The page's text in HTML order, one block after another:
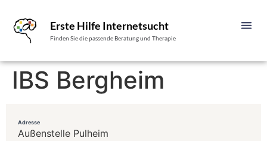
Erste Hilfe Internetsucht
Finden Sie die passende Beratung und Therapie
IBS Bergheim
Adresse
Außenstelle Pulheim